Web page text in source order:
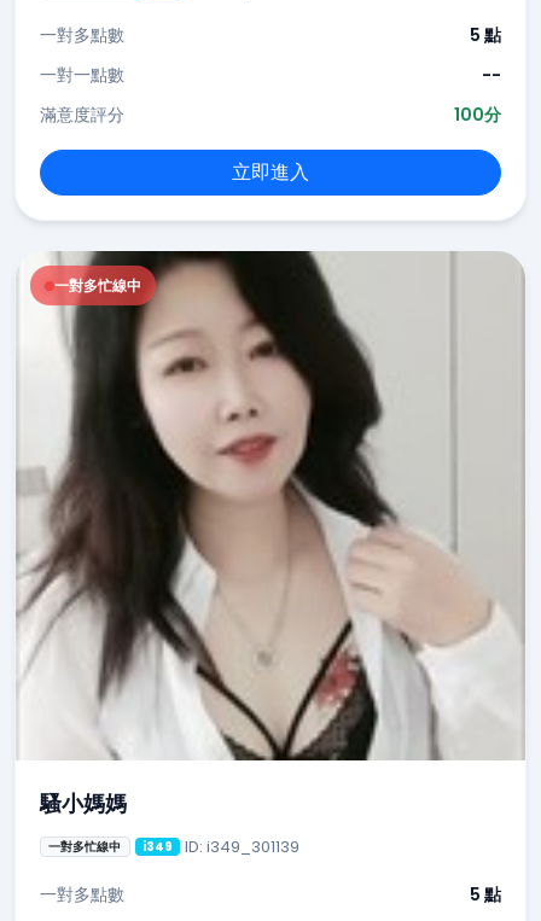
一對多點數
5 點
一對一點數
--
滿意度評分
100分
立即進入
一對多忙線中
騷小媽媽
一對多忙線中 i349 ID: i349_301139
一對多點數 5 點